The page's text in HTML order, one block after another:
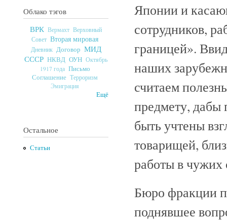
Облако тэгов
ВРК Вермахт Верховный
Совет Вторая мировая
Дневник Договор МИД
СССР НКВД ОУН Октябрь
1917 года Письмо
Соглашение Терроризм
Эмиграция
Ещё
Остальное
Статьи
Японии и
сотрудников,
границей».
наших
считаем
предмету, дабы
быть учтены
товарищей,
работы в чужих
Бюро фракции
поднявшее